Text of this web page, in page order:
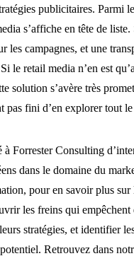
publicitaires. Parmi
s’affiche en tête de liste.
les campagnes, et une
le retail media n’en est
solution s’avère très
pas fini d’en explorer tout
à Forrester Consulting
dans le domaine du
pour en savoir plus sur
les freins qui empêchent
stratégies, et identifier
Retrouvez dans